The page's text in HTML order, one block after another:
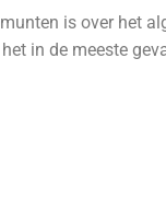
is over het
in de meeste